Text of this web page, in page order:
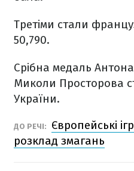
Третіми стали
50,790.
Срібна медаль
Миколи Просторова
України.
ДО РЕЧІ:
Європейські
розклад змагань